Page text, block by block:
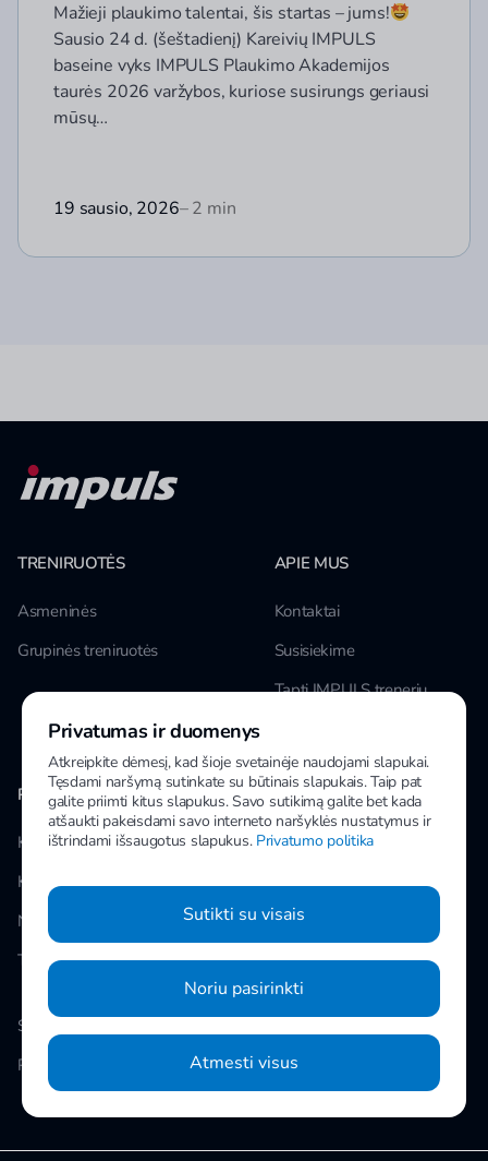
Mažieji plaukimo talentai, šis startas – jums!
Sausio 24 d. (šeštadienį) Kareivių IMPULS
baseine vyks IMPULS Plaukimo Akademijos
taurės 2026 varžybos, kuriose susirungs geriausi
mūsų…
19 sausio, 2026– 2 min
TRENIRUOTĖS
Asmeninės
Grupinės treniruotės
APIE MUS
Kontaktai
Susisiekime
Tapti IMPULS treneriu
PAPILDOMA INFORMACIJA
Klubai
Kainos
Naujienos
Taisyklės
MANO IMPULS
Facebook
Instagram
Slapukų nustatymai
Privatumo politika
Privatumas ir duomenys
Atkreipkite dėmesį, kad šioje svetainėje naudojami slapukai.
Tęsdami naršymą sutinkate su būtinais slapukais. Taip pat
galite priimti kitus slapukus. Savo sutikimą galite bet kada
atšaukti pakeisdami savo interneto naršyklės nustatymus ir
ištrindami išsaugotus slapukus. Privatumo politika
Sutikti su visais
Noriu pasirinkti
Atmesti visus